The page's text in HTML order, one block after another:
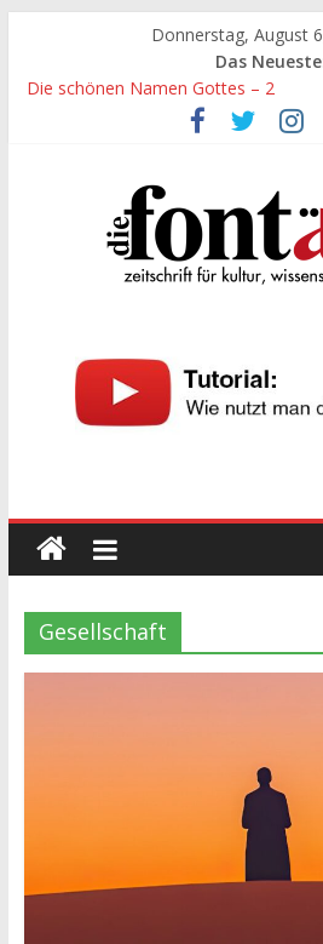
springen
Donnerstag, August
Das
Die schönen Namen Gottes – 2
Werte, denen größte Sorgfalt
Die schönen Namen Gottes
„Kind“ seiner Zeit sein
Die
Fontäne
kultur,
wissenschaft
und
dialog
Gesellschaft